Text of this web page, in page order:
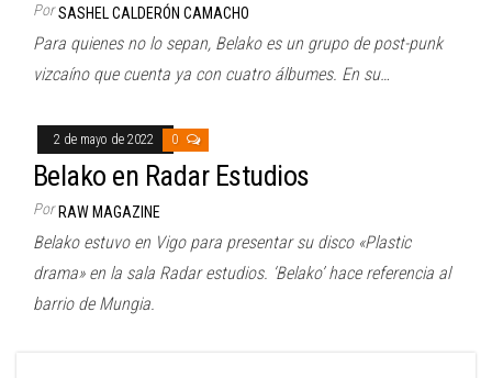
Por SASHEL CALDERÓN CAMACHO
Para quienes no lo sepan, Belako es un grupo de post-punk
vizcaíno que cuenta ya con cuatro álbumes. En su…
2 de mayo de 2022 0
Belako en Radar Estudios
Por RAW MAGAZINE
Belako estuvo en Vigo para presentar su disco «Plastic
drama» en la sala Radar estudios. ‘Belako’ hace referencia al
barrio de Mungia.